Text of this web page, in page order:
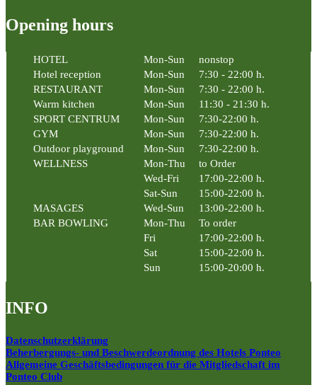
Opening hours
HOTEL Mon-Sun
nonstop
Hotel reception
Mon-Sun
7:30 - 22:00 h.
RESTAURANT
Mon-Sun
7:30 - 22:00 h.
Warm kitchen
Mon-Sun
11:30 - 21:30 h.
SPORT CENTRUM
Mon-Sun
7:30-22:00 h.
GYM
Mon-Sun
7:30-22:00 h.
Outdoor playground
Mon-Sun
7:30-22:00 h.
WELLNESS
Mon-Thu
to Order
Wed-Fri
17:00-22:00 h.
Sat-Sun
15:00-22:00 h.
MASAGES
Wed-Sun
13:00-22:00 h.
BAR BOWLING
Mon-Thu
To order
Fri
17:00-22:00 h.
Sat
15:00-22:00 h.
Sun
15:00-20:00 h.
INFO
Datenschutzerklärung
Beherbergungs- und Beschwerdeordnung des Hotels Ponteo
Allgemeine Geschäftsbedingungen für die Mitgliedschaft im
Ponteo Club